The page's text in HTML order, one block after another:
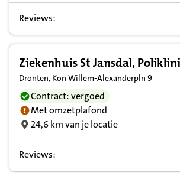
Reviews:
Ziekenhuis St Jansdal,
Dronten, Kon Willem-Alexanderpln 9
Contract: vergoed
Met omzetplafond
24,6 km van je locatie
Reviews: